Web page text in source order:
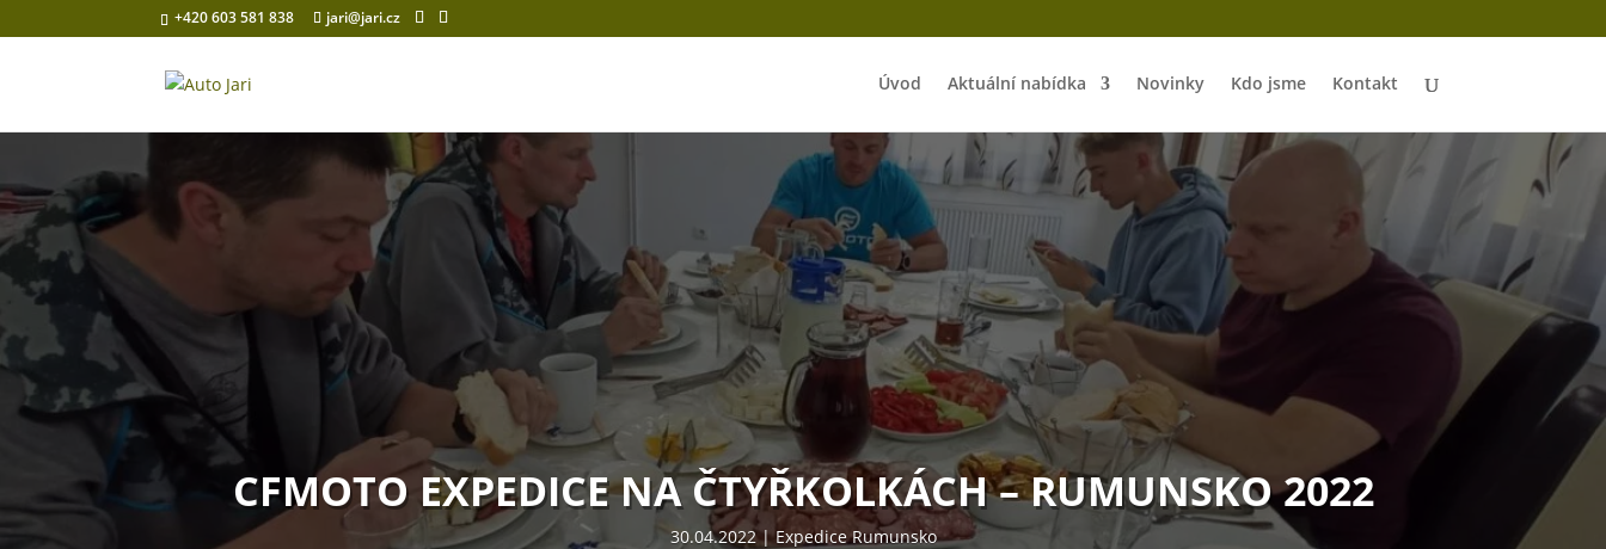
+420 603 581 838 jari@jari.cz
Úvod Aktuální nabídka Novinky Kdo jsme Kontakt
CFMOTO EXPEDICE NA ČTYŘKOLKÁCH – RUMUNSKO 2022
30.04.2022 Expedice Rumunsko